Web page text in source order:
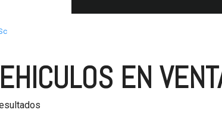
Obtenga una pre-
aprobación de crédito en
línea en Columbia, SC
EN